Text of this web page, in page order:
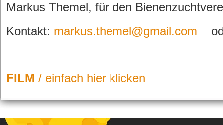
Markus Themel, für den
Kontakt: markus.themel@gmail.com
FILM / einfach hier klicken